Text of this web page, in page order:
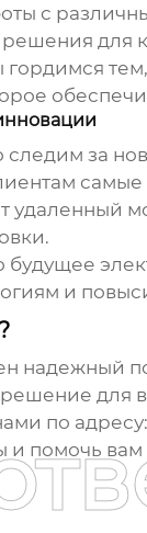
с
для
гордимся
за
удаленный
будущее
и
надежный
для
по адресу:
помочь вам